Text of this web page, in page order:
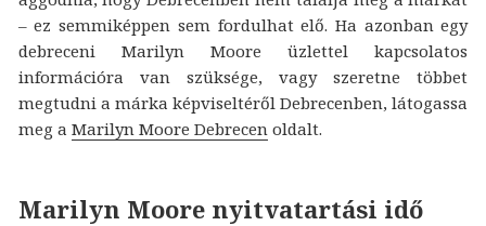
– ez semmiképpen sem fordulhat elő. Ha azonban egy
debreceni Marilyn Moore üzlettel kapcsolatos
információra van szüksége, vagy szeretne többet
megtudni a márka képviseltéről Debrecenben, látogassa
meg a Marilyn Moore Debrecen oldalt.
Marilyn Moore nyitvatartási idő